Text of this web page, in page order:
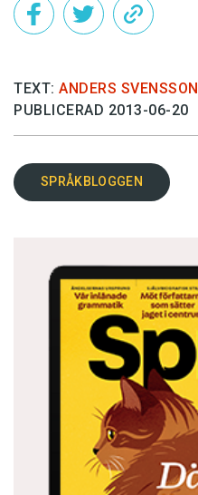
TEXT: ANDERS SVENSSON
PUBLICERAD 2013-06-20
SPRÅKBLOGGEN